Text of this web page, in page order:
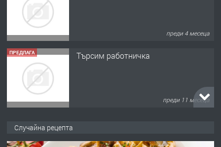
преди 4 месеца
ПРЕДЛАГА Търсим работничка
преди 11 месеца
Случайна рецепта